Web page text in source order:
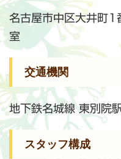
名古屋市中区大井
室
交通機関
地下鉄名城線 東別院
スタッフ構成